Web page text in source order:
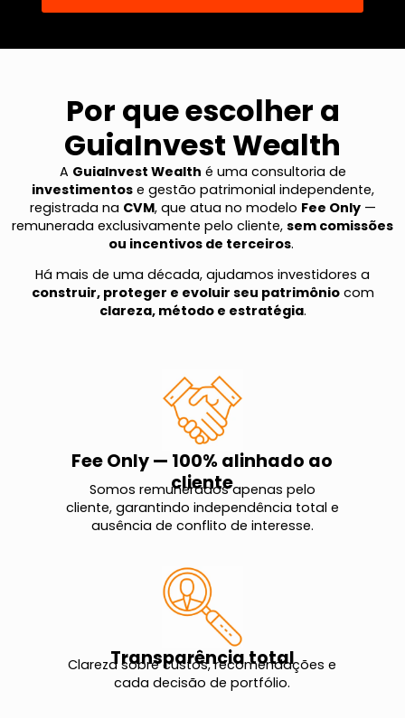
Por que escolher a
GuiaInvest Wealth
A GuiaInvest Wealth é uma consultoria de
investimentose gestão patrimonial independente,
registrada na CVM, que atua no modelo Fee Only—
remunerada exclusivamente pelo cliente, sem comissões
ou incentivos de terceiros.
Há mais de uma década, ajudamos investidores a
construir, proteger e evoluir seu patrimôniocom
clareza, método e estratégia.
Fee Only — 100% alinhado ao
cliente
Somos remunerados apenas pelo
cliente, garantindo independência total e
ausência de conflito de interesse.
Transparência total
Clareza sobre custos, recomendações e
cada decisão de portfólio.